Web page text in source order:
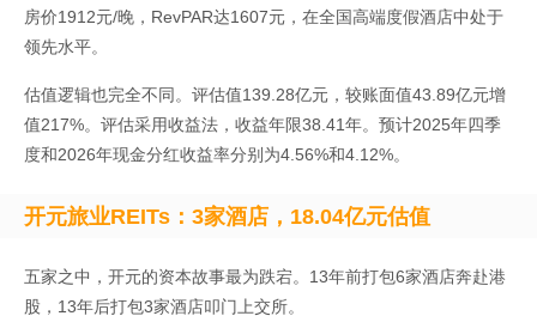
房价1912元/晚，RevPAR达1607元，在全国高端度假酒店中处于
领先水平。
估值逻辑也完全不同。评估值139.28亿元，较账面值43.89亿元增
值217%。评估采用收益法，收益年限38.41年。预计2025年四季
度和2026年现金分红收益率分别为4.56%和4.12%。
开元旅业REITs：3家酒店，18.04亿元估值
五家之中，开元的资本故事最为跌宕。13年前打包6家酒店奔赴港
股，13年后打包3家酒店叩门上交所。